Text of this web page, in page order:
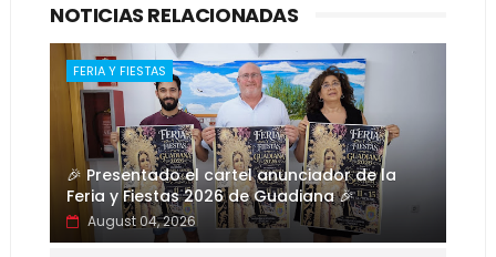
NOTICIAS RELACIONADAS
FERIA Y FIESTAS
🎉 Presentado el cartel anunciador de la
Feria y Fiestas 2026 de Guadiana 🎉
August 04, 2026